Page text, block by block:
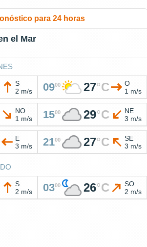
para 24 horas
el Mar
S
2 m/s
0900 27°C
O
1 m/s
NO
1 m/s
1500 29°C
NE
3 m/s
E
3 m/s
2100 27°C
SE
3 m/s
S
2 m/s
0300 26°C
SO
2 m/s